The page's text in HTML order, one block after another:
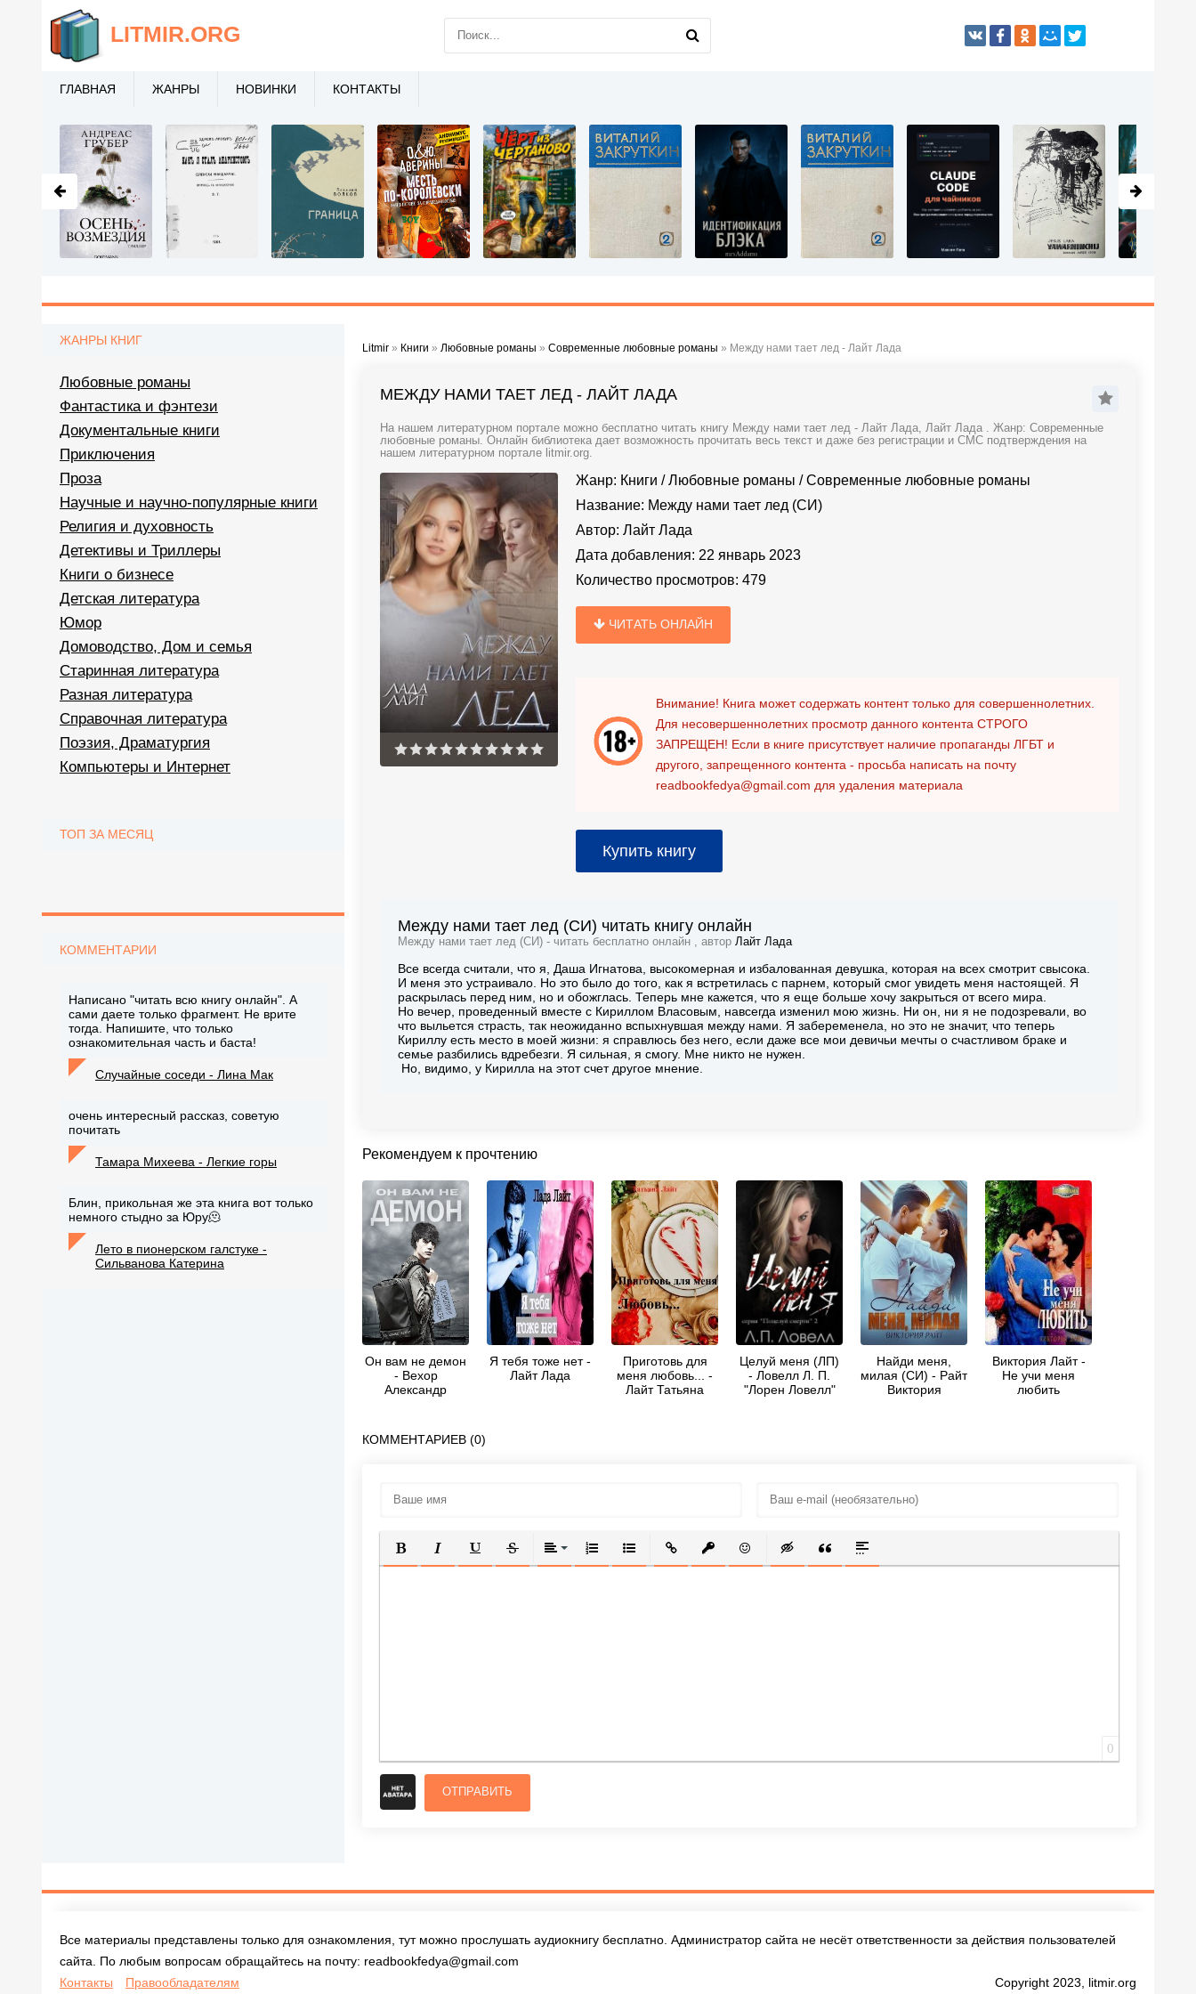
Litmir » Книги » Любовные романы » Современные любовные романы » Между нами тает лед - Лайт Лада
МЕЖДУ НАМИ ТАЕТ ЛЕД - ЛАЙТ ЛАДА
На нашем литературном портале можно бесплатно читать книгу Между нами тает лед - Лайт Лада, Лайт Лада . Жанр: Современные
любовные романы. Онлайн библиотека дает возможность прочитать весь текст и даже без регистрации и СМС подтверждения на
нашем литературном портале litmir.org.
Жанр: Книги /Любовные романы /Современные любовные романы
Название: Между нами тает лед (СИ)
Автор: Лайт Лада
Дата добавления: 22 январь 2023
Количество просмотров: 479
ЧИТАТЬ ОНЛАЙН
Внимание! Книга может содержать контент только для совершеннолетних.
Для несовершеннолетних просмотр данного контента СТРОГО
ЗАПРЕЩЕН! Если в книге присутствует наличие пропаганды ЛГБТ и
другого, запрещенного контента - просьба написать на почту
readbookfedya@gmail.com для удаления материала
Купить книгу
Между нами тает лед (СИ) читать книгу онлайн
Между нами тает лед (СИ) - читать бесплатно онлайн , автор Лайт Лада
Все всегда считали, что я, Даша Игнатова, высокомерная и избалованная девушка, которая на всех смотрит свысока.
И меня это устраивало. Но это было до того, как я встретилась с парнем, который смог увидеть меня настоящей. Я
раскрылась перед ним, но и обожглась. Теперь мне кажется, что я еще больше хочу закрыться от всего мира.
Но вечер, проведенный вместе с Кириллом Власовым, навсегда изменил мою жизнь. Ни он, ни я не подозревали, во
что выльется страсть, так неожиданно вспыхнувшая между нами. Я забеременела, но это не значит, что теперь
Кириллу есть место в моей жизни: я справлюсь без него, если даже все мои девичьи мечты о счастливом браке и
семье разбились вдребезги. Я сильная, я смогу. Мне никто не нужен.
Но, видимо, у Кирилла на этот счет другое мнение.
Рекомендуем к прочтению
Он вам не демон
- Вехор
Александр
Я тебя тоже нет -
Лайт Лада
Приготовь для
меня любовь... -
Лайт Татьяна
Целуй меня (ЛП)
- Ловелл Л. П.
"Лорен Ловелл"
Найди меня,
милая (СИ) - Райт
Виктория
Виктория Лайт -
Не учи меня
любить
КОММЕНТАРИЕВ (0)
ПОЛУЖИРНЫЙ
КУРСИВПОДЧЕРКНУТЫЙ
ЗАЧЕРКНУТЫЙВЫРАВНИВАНИЕ
НУМЕРОВАННЫЙ СПИСОК
МАРКИРОВАННЫЙ СПИСОК
ВСТАВИТЬ ССЫЛКУ
ВСТАВИТЬ ЗАЩИЩЕННУЮ ССЫЛКУ
ВСТАВИТЬ СМАЙЛИК
ВСТАВКА СКРЫТОГО ТЕКСТА
ВСТАВКА ЦИТАТЫ
ВСТАВКА СПОЙЛЕРА
0
ОТПРАВИТЬ
ЖАНРЫ КНИГ
Любовные романы
Фантастика и фэнтези
Документальные книги
Приключения
Проза
Научные и научно-популярные книги
Религия и духовность
Детективы и Триллеры
Книги о бизнесе
Детская литература
Юмор
Домоводство, Дом и семья
Старинная литература
Разная литература
Справочная литература
Поэзия, Драматургия
Компьютеры и Интернет
ТОП ЗА МЕСЯЦ
КОММЕНТАРИИ
Написано "читать всю книгу онлайн". А
сами даете только фрагмент. Не врите
тогда. Напишите, что только
ознакомительная часть и баста!
Случайные соседи - Лина Мак
очень интересный рассказ, советую
почитать
Тамара Михеева - Легкие горы
Блин, прикольная же эта книга вот только
немного стыдно за Юру🫠
Лето в пионерском галстуке -
Сильванова Катерина
LITMIR.ORG
ГЛАВНАЯ ЖАНРЫ НОВИНКИ КОНТАКТЫ
Все материалы представлены только для ознакомления, тут можно прослушать аудиокнигу бесплатно. Администратор сайта не несёт ответственности за действия пользователей
сайта. По любым вопросам обращайтесь на почту: readbookfedya@gmail.com
Контакты
Правообладателям Copyright 2023, litmir.org